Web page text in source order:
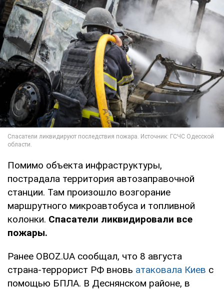
Помимо объекта инфраструктуры,
пострадала территория автозаправочной
станции. Там произошло возгорание
маршрутного микроавтобуса и топливной
колонки. Спасатели ликвидировали все
пожары.
Ранее OBOZ.UA сообщал, что 8 августа
страна-террорист РФ вновь атаковала Киев с
помощью БПЛА. В Деснянском районе, в